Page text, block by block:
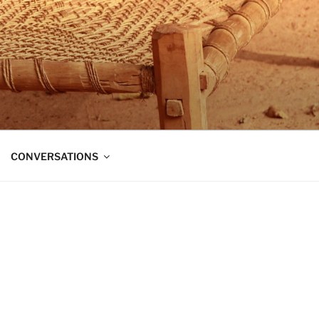
dans trois directions à la fois :
CONVERSATIONS